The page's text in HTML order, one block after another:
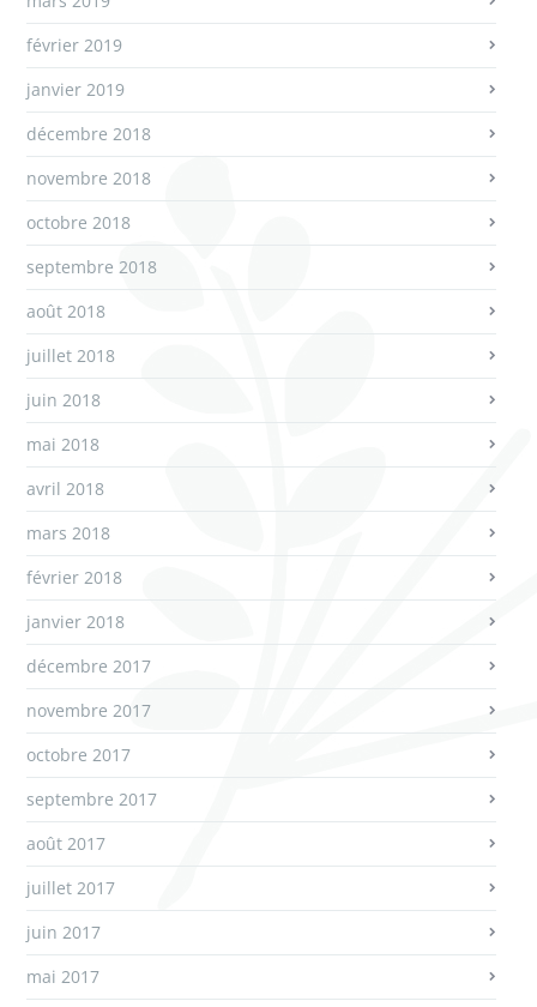
février 2019
janvier 2019
décembre 2018
novembre 2018
octobre 2018
septembre 2018
août 2018
juillet 2018
juin 2018
mai 2018
avril 2018
mars 2018
février 2018
janvier 2018
décembre 2017
novembre 2017
octobre 2017
septembre 2017
août 2017
juillet 2017
juin 2017
mai 2017